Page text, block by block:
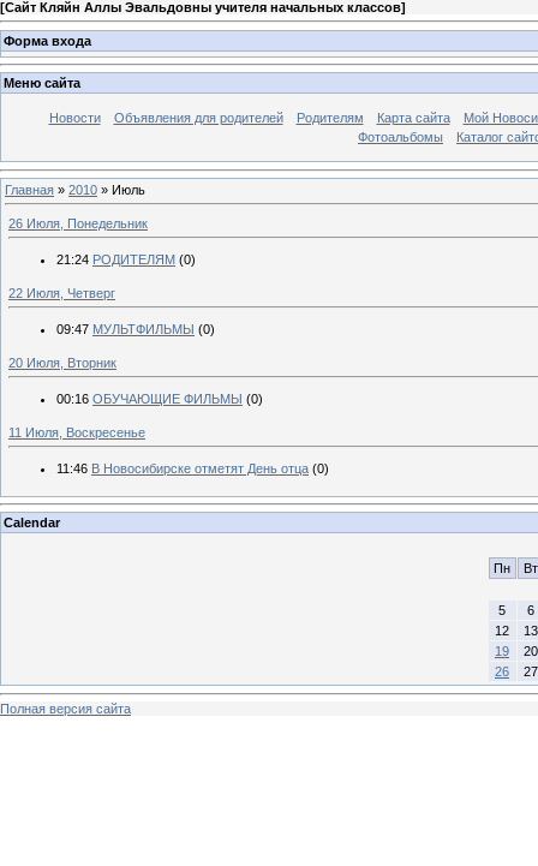
[Сайт Кляйн Аллы Эвальдовны учителя начальных классов]
Форма входа
Меню сайта
Новости Объявления для родителей Родителям Карта сайта
Мой
Фотоальбомы
Каталог
Главная » 2010 » Июль
26 Июля, Понедельник
21:24 РОДИТЕЛЯМ (0)
22 Июля, Четверг
09:47 МУЛЬТФИЛЬМЫ (0)
20 Июля, Вторник
00:16 ОБУЧАЮЩИЕ ФИЛЬМЫ (0)
11 Июля, Воскресенье
11:46 В Новосибирске отметят День отца (0)
Calendar
Пн Вт
5
6
12
13
19
20
26
27
Полная версия сайта